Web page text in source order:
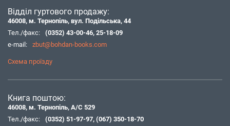
Відділ гуртового продажу:
46008, м. Тернопіль, вул. Подільська, 44
Тел./факс:
(0352) 43-00-46, 25-18-09
e-mail:
zbut@bohdan-books.com
Схема проїзду
Книга поштою:
46008, м. Тернопіль, А/С 529
Тел./факс:
(0352) 51-97-97, (067) 350-18-70